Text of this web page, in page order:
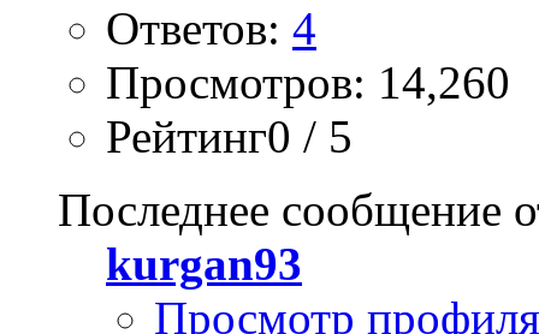
Ответов: 4
Просмотров: 14,260
Рейтинг0 / 5
Последнее сообщение
kurgan93
Просмотр профиля